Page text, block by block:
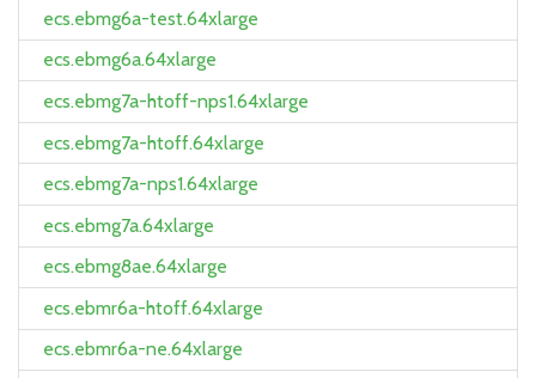
ecs.ebmg6a-test.64xlarge
ecs.ebmg6a.64xlarge
ecs.ebmg7a-htoff-nps1.64xlarge
ecs.ebmg7a-htoff.64xlarge
ecs.ebmg7a-nps1.64xlarge
ecs.ebmg7a.64xlarge
ecs.ebmg8ae.64xlarge
ecs.ebmr6a-htoff.64xlarge
ecs.ebmr6a-ne.64xlarge